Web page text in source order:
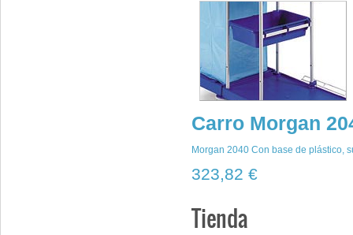
Carro Morgan
Morgan 2040 Con base de plástico,
323,82 €
Tienda